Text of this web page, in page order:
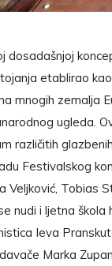
dosadašnjoj
etablirao
mnogih zemalja
ugleda.
različitih
Festivalskog
Veljković, Tobias
nudi i ljetna
Ieva
Marka